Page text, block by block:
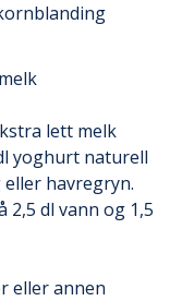
lett melk
yoghurt naturell
havregryn.
dl vann og 1,5
eller annen